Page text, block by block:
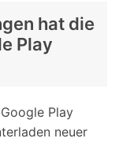
hat die
Play
Play
neuer